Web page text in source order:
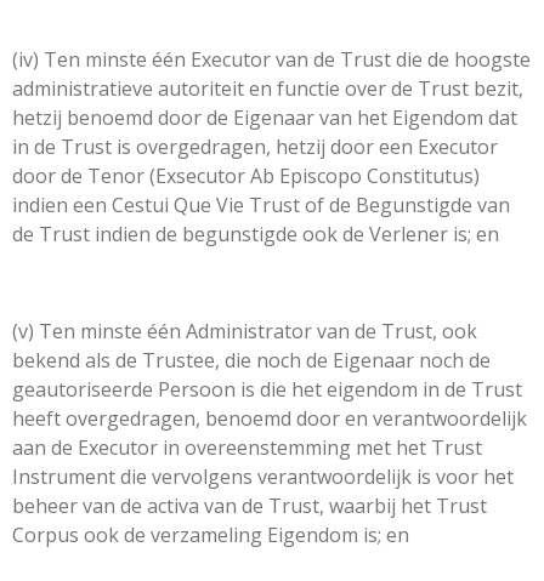
(iv) Ten minste één Executor van de Trust die de hoogste
administratieve autoriteit en functie over de Trust bezit,
hetzij benoemd door de Eigenaar van het Eigendom dat
in de Trust is overgedragen, hetzij door een Executor
door de Tenor (Exsecutor Ab Episcopo Constitutus)
indien een Cestui Que Vie Trust of de Begunstigde van
de Trust indien de begunstigde ook de Verlener is; en
(v) Ten minste één Administrator van de Trust, ook
bekend als de Trustee, die noch de Eigenaar noch de
geautoriseerde Persoon is die het eigendom in de Trust
heeft overgedragen, benoemd door en verantwoordelijk
aan de Executor in overeenstemming met het Trust
Instrument die vervolgens verantwoordelijk is voor het
beheer van de activa van de Trust, waarbij het Trust
Corpus ook de verzameling Eigendom is; en